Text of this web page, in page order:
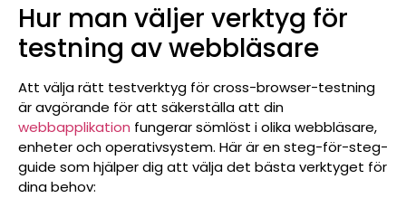
Hur man väljer verktyg för
testning av webbläsare
Att välja rätt testverktyg för cross-browser-testning
är avgörande för att säkerställa att din
webbapplikation fungerar sömlöst i olika webbläsare,
enheter och operativsystem. Här är en steg-för-steg-
guide som hjälper dig att välja det bästa verktyget för
dina behov: